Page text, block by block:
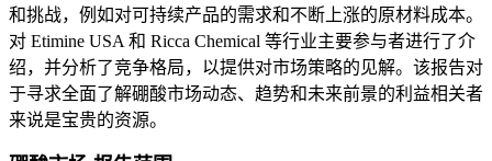
和挑战，例如对可持续产品的需求和不断上涨的原材料成本。
对 Etimine USA 和 Ricca Chemical 等行业主要参与者进行了介
绍，并分析了竞争格局，以提供对市场策略的见解。该报告对
于寻求全面了解硼酸市场动态、趋势和未来前景的利益相关者
来说是宝贵的资源。